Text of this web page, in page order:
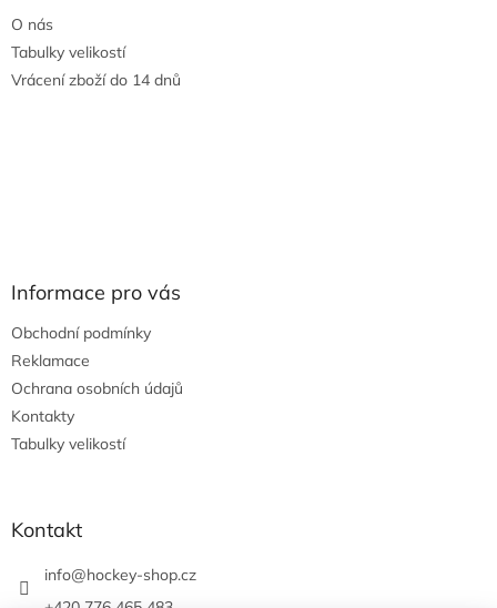
O nás
Tabulky velikostí
Vrácení zboží do 14 dnů
Informace pro vás
Obchodní podmínky
Reklamace
Ochrana osobních údajů
Kontakty
Tabulky velikostí
Kontakt
info@hockey-shop.cz